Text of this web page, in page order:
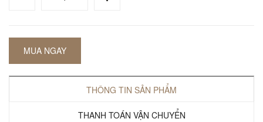
MUA NGAY
THÔNG TIN SẢN PHẨM
THANH TOÁN VẬN CHUYỂN